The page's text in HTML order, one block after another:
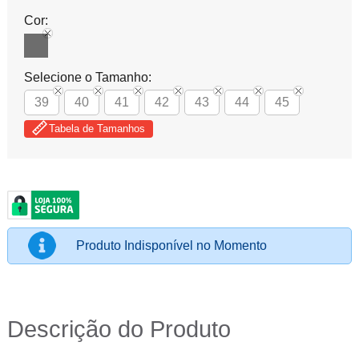
Cor:
Selecione o Tamanho:
39
40 41 42 43 44 45
Tabela de Tamanhos
Produto Indisponível no Momento
Descrição do Produto